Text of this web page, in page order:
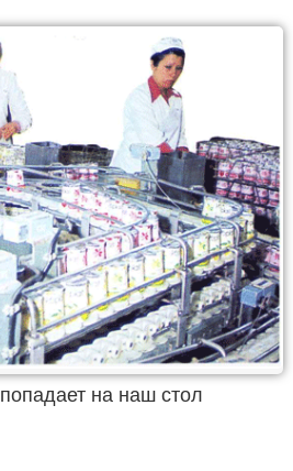
на наш стол